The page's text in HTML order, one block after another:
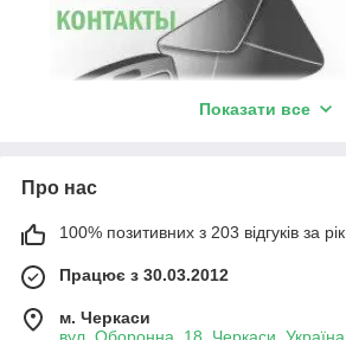
Показати все
Про нас
100% позитивних з 203 відгуків за рік
Працює з 30.03.2012
м. Черкаси